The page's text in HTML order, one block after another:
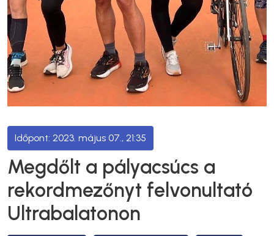
2023. május 07., 21:35
Megdőlt a pályacsúcs a
rekordmezőnyt felvonultató
Ultrabalatonon